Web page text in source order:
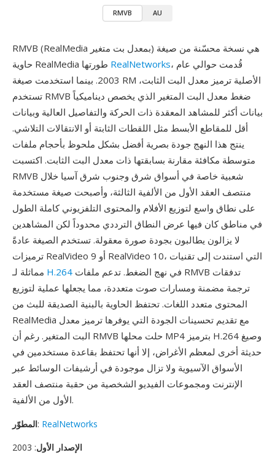
RMVB AU
RMVB (RealMedia بمعدل بت متغير) هي نسخة محسّنة من صيغة
RealNetworks، قُدمت حوالي عام
2003. بينما استخدمت صيغة RM الأصلية ترميز معدل البت الثابت،
تستخدم RMVB ضغط معدل البت المتغير الذي يخصص ديناميكياً
بيانات أكثر للمشاهد المعقدة ذات الحركة والتفاصيل العالية وبيانات
أقل للمقاطع الأبسط مثل اللقطات الثابتة أو الانتقالات التلاشي.
ينتج هذا النهج جودة بصرية أفضل بشكل ملحوظ بأحجام ملفات
متوسطة مكافئة مقارنة بسابقتها ذات معدل البت الثابت. اكتسبت
RMVB شعبية خاصة في أسواق شرق وجنوب شرق آسيا خلال
منتصف العقد الأول من الألفية الثالثة، وأصبحت صيغة مستخدمة
على نطاق واسع لتوزيع الأفلام والمحتوى التلفزيوني كاملة الطول
في مناطق كان فيها عرض النطاق الترددي محدوداً لكن المشاهدين
لا يزالون يطالبون بجودة صورة معقولة. تستخدم الصيغة عادةً
ترميزات RealVideo 9 أو RealVideo 10، التي استندت إلى تقنيات
H.264
ترجمة مضمنة ومسارات صوت متعددة، مما يجعلها عملية لتوزيع
المحتوى متعدد اللغات. تحتفظ الحاوية بالبنية الصديقة للبث من
RealMedia مع تقديم تحسينات الجودة التي يوفرها ترميز معدل
البت المتغير. رغم أن RMVB حلت محلها MP4 بترميز H.264 وصيغ
حديثة أخرى لمعظم الأغراض، إلا أنها تحتفظ بقاعدة مستخدمين في
الأسواق الآسيوية ولا تزال موجودة في أرشيفات الوسائط عبر
الإنترنت ومجموعات الفيديو الشخصية من حقبة منتصف العقد
الأول من الألفية.
المطوّر: RealNetworks
الإصدار الأول: 2003